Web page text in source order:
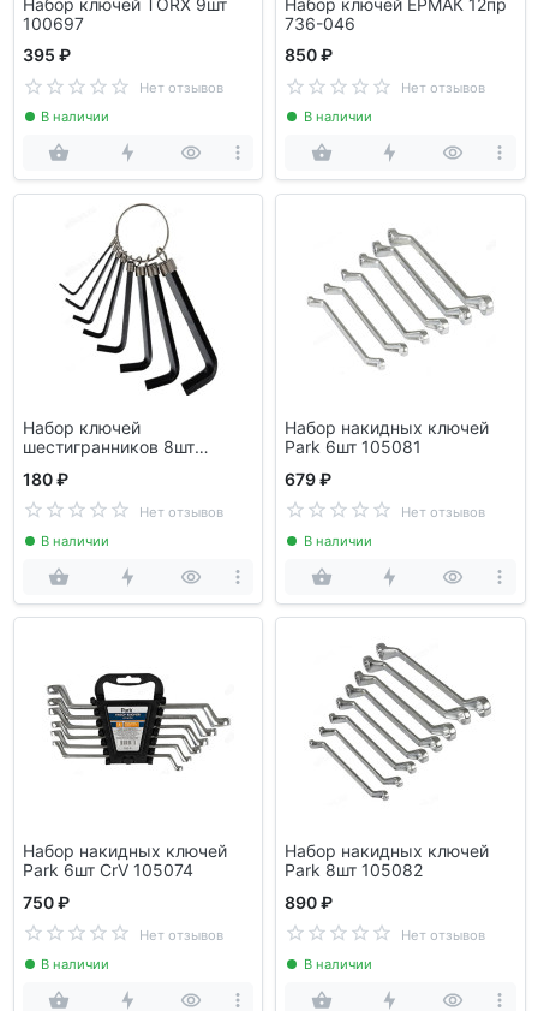
100697
395 ₽
Нет отзывов
В наличии
736-046
850 ₽
Нет отзывов
В наличии
Набор ключей
шестигранников 8шт
180 ₽
Нет отзывов
В наличии
Набор накидных ключей
Park 6шт 105081
679 ₽
Нет отзывов
В наличии
Набор накидных ключей
Park 6шт CrV 105074
750 ₽
Нет отзывов
В наличии
Набор накидных ключей
Park 8шт 105082
890 ₽
Нет отзывов
В наличии